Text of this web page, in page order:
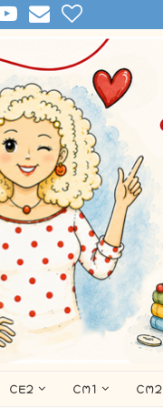
CE2 CM1 CM2